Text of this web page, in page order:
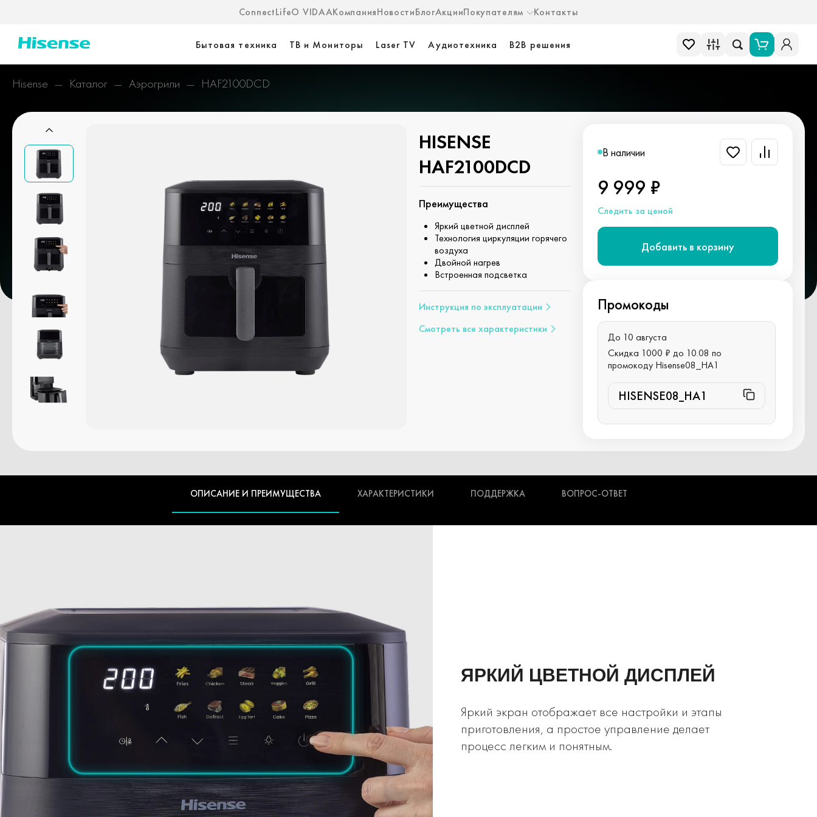
ConnectLifeО VIDAAКомпанияНовостиБлогАкцииПокупателям Контакты
Бытовая техника ТВ и Мониторы Laser TV Аудиотехника B2B решения
Hisense Каталог Аэрогрили HAF2100DCD
HISENSE
HAF2100DCD
Преимущества
Яркий цветной дисплей
Технология циркуляции горячего
воздуха
Двойной нагрев
Встроенная подсветка
Инструкция по эксплуатации
Смотреть все характеристики
В наличии
9 999 ₽
Следить за ценой
Добавить в корзину
Промокоды
До 10 августа
Скидка 1000 ₽ до 10.08 по
промокоду Hisense08_HA1
HISENSE08_HA1
ОПИСАНИЕ И ПРЕИМУЩЕСТВА ХАРАКТЕРИСТИКИ ПОДДЕРЖКА ВОПРОС-ОТВЕТ
ЯРКИЙ ЦВЕТНОЙ ДИСПЛЕЙ
Яркий экран отображает все настройки и этапы
приготовления, а простое управление делает
процесс легким и понятным.